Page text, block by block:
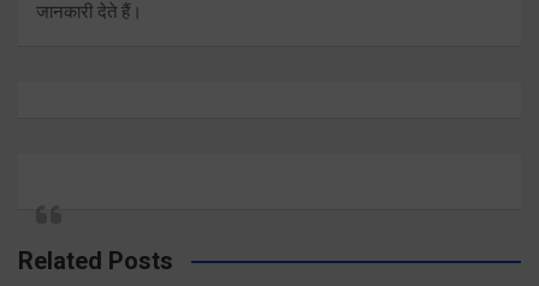
जानकारी देते हैं।
Related Posts